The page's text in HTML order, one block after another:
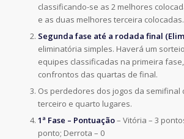
classificando-se as 2 melhores
e as duas melhores terceira colocadas.
Segunda fase até a rodada final
eliminatória simples. Haverá um
equipes classificadas na primeira
confrontos das quartas de final.
Os perdedores dos jogos da semifinal
terceiro e quarto lugares.
1ª Fase – Pontuação– Vitória – 3
ponto; Derrota – 0